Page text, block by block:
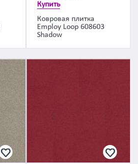
Купить
Ковровая плитка
Employ Loop 608603
Shadow